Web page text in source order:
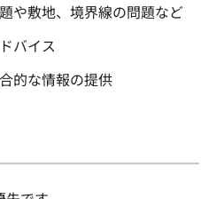
や敷地、境界線の問題など
バイス
的な情報の提供